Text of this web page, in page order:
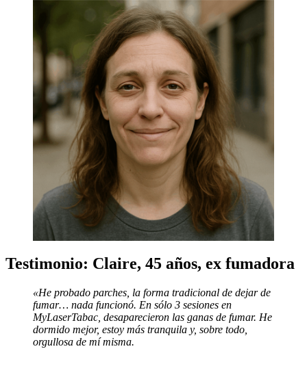
Testimonio: Claire, 45 años, ex fumadora
«He probado parches, la forma tradicional de dejar de
fumar… nada funcionó. En sólo 3 sesiones en
MyLaserTabac, desaparecieron las ganas de fumar. He
dormido mejor, estoy más tranquila y, sobre todo,
orgullosa de mí misma.